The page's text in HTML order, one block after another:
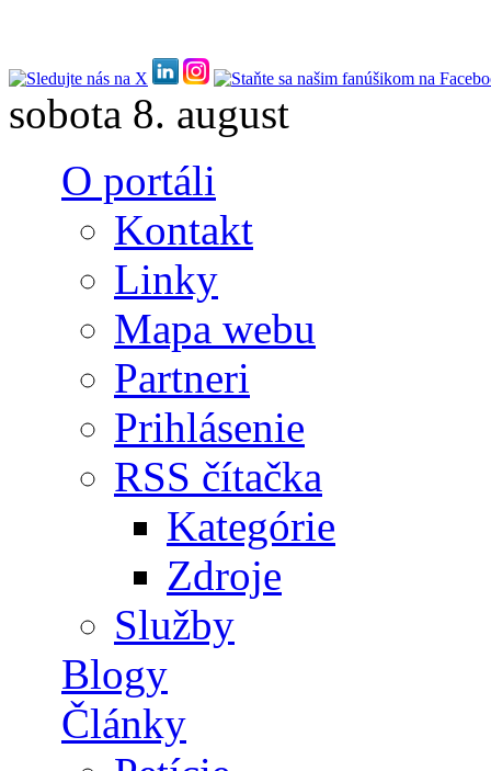
Skočiť na hlavný obsah
sobota 8. august
O portáli
Kontakt
Linky
Mapa webu
Partneri
Prihlásenie
RSS čítačka
Kategórie
Zdroje
Služby
Blogy
Články